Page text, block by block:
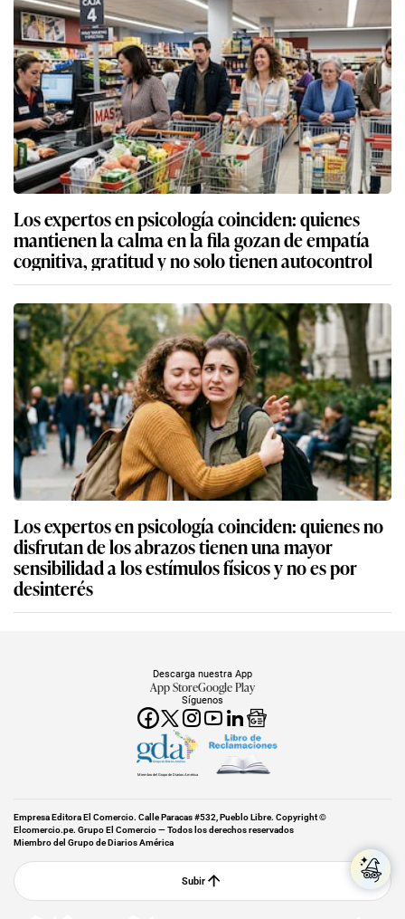
Los expertos en psicología coinciden: quienes
mantienen la calma en la fila gozan de empatía
cognitiva, gratitud y no solo tienen autocontrol
Los expertos en psicología coinciden: quienes no
disfrutan de los abrazos tienen una mayor
sensibilidad a los estímulos físicos y no es por
desinterés
Síguenos
Descarga nuestra App
App StoreGoogle Play
Miembro del Grupo de Diarios América
Empresa Editora El Comercio. Calle Paracas #532, Pueblo Libre. Copyright ©
Elcomercio.pe. Grupo El Comercio — Todos los derechos reservados
Miembro del Grupo de Diarios América
Subir